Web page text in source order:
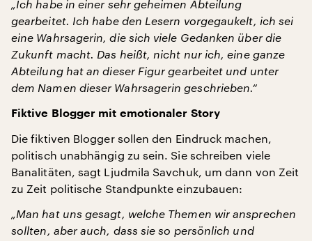
„Ich habe in einer sehr geheimen Abteilung
gearbeitet. Ich habe den Lesern vorgegaukelt, ich sei
eine Wahrsagerin, die sich viele Gedanken über die
Zukunft macht. Das heißt, nicht nur ich, eine ganze
Abteilung hat an dieser Figur gearbeitet und unter
dem Namen dieser Wahrsagerin geschrieben.“
Fiktive Blogger mit emotionaler Story
Die fiktiven Blogger sollen den Eindruck machen,
politisch unabhängig zu sein. Sie schreiben viele
Banalitäten, sagt Ljudmila Savchuk, um dann von Zeit
zu Zeit politische Standpunkte einzubauen:
„Man hat uns gesagt, welche Themen wir ansprechen
sollten, aber auch, dass sie so persönlich und